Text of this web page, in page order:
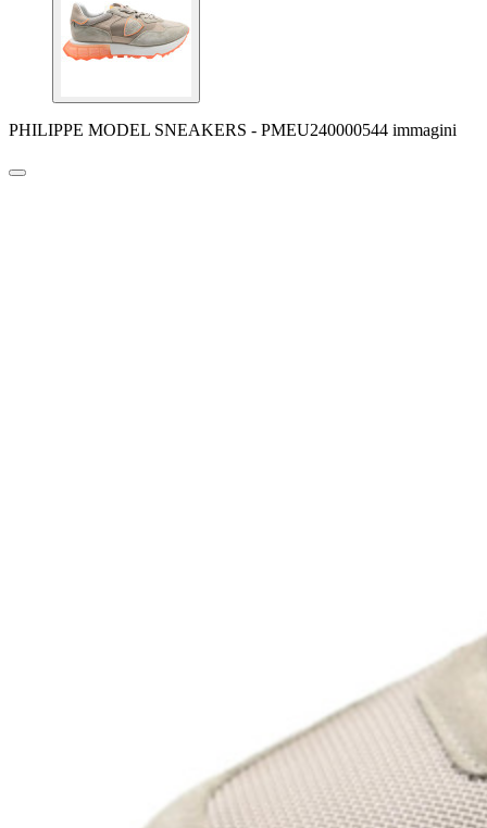
PHILIPPE MODEL SNEAKERS - PMEU240000544 immagini